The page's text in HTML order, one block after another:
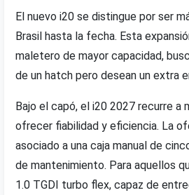
El nuevo i20 se distingue por ser
Brasil hasta la fecha. Esta
maletero de mayor capacidad,
de un hatch pero desean un extra
Bajo el capó, el i20 2027 recurre a
ofrecer fiabilidad y eficiencia. La
asociado a una caja manual de
de mantenimiento. Para aquellos
1.0 TGDI turbo flex, capaz de